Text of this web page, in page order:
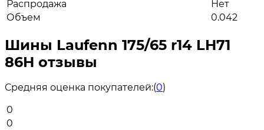
Распродажа
Нет
Объем
0.042
Шины Laufenn 175/65 r14 LH71
86H отзывы
Средняя оценка покупателей:(0)
0
0